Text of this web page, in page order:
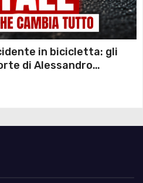
in bicicletta: gli
di Alessandro